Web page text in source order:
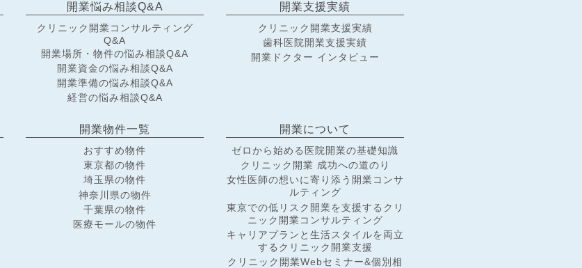
開業悩み相談Q&A
クリニック開業コンサルティング
Q&A
開業場所・物件の悩み相談Q&A
開業資金の悩み相談Q&A
開業準備の悩み相談Q&A
経営の悩み相談Q&A
開業支援実績
クリニック開業支援実績
歯科医院開業支援実績
開業ドクター インタビュー
開業物件一覧
おすすめ物件
東京都の物件
埼玉県の物件
神奈川県の物件
千葉県の物件
医療モールの物件
開業について
ゼロから始める医院開業の基礎知識
クリニック開業 成功への道のり
女性医師の想いに寄り添う開業コンサ
ルティング
東京での低リスク開業を支援するクリ
ニック開業コンサルティング
キャリアプランと生活スタイルを両立
するクリニック開業支援
クリニック開業Webセミナー&個別相